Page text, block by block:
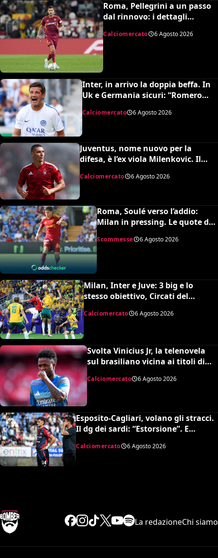
Roma, Pellegrini a un passo
dal rinnovo: i dettagli
Calciomercato 6 Agosto 2026
Inter, in arrivo la doppia beffa. In
Uk e Germania sicuri: “Romero
Calciomercato 6 Agosto 2026
Juventus, nome nuovo per la
difesa, è l’ex viola Milenkovic. Il
milioni
Calciomercato 6 Agosto 2026
Roma, Soulé verso l’addio:
Milan in pressing. Le quote dei
Scommesse 6 Agosto 2026
Milan, Inter e Juve: 3 big e lo
stesso obiettivo, Circati del
Calciomercato 6 Agosto 2026
Svolta Vinicius Jr, la telenovela
sul brasiliano vicina ai titoli di
coda: accordo monstre
Calciomercato 6 Agosto 2026
Esposito-Cagliari, volano gli stracci.
Il dg dei sardi: “Estorsione”. E
durissima
Calciomercato 6 Agosto 2026
La redazioneChi siamo